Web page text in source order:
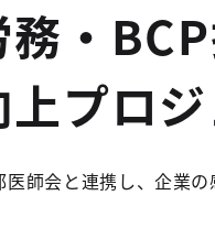
・
プロ
師会と連携し、企業